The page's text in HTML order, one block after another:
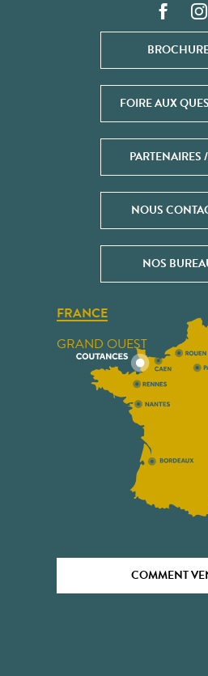
FOIRE AUX
PARTENAIRES
NOUS
NOS
FRANCE
GRAND OUEST
COMMENT